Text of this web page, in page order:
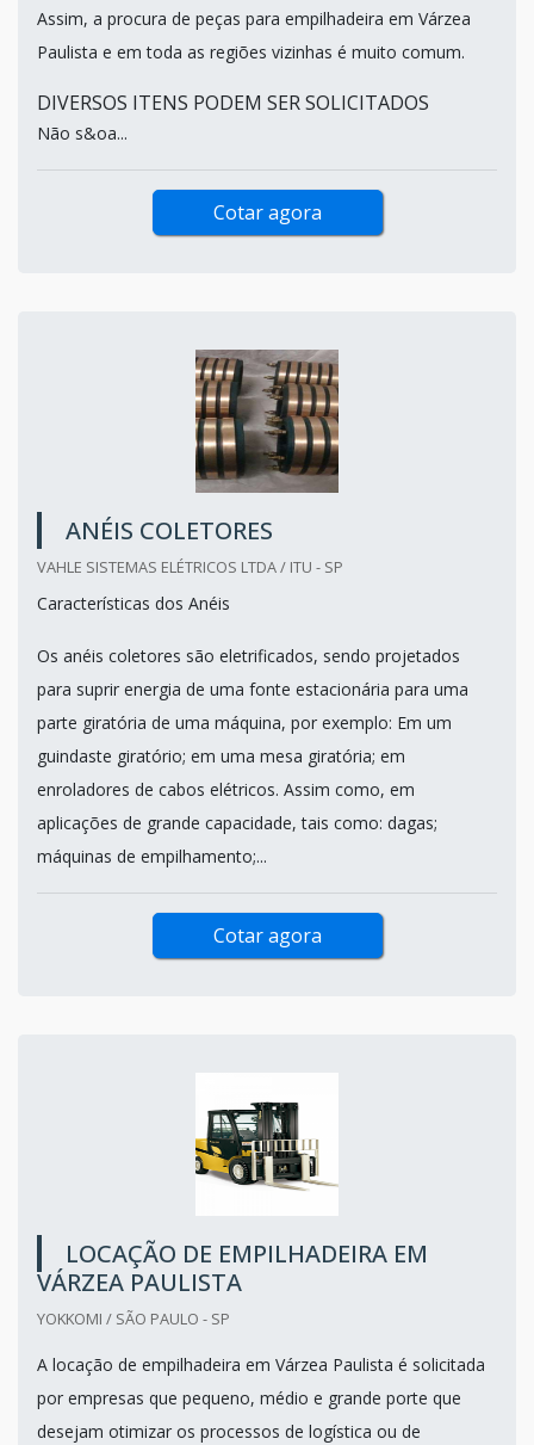
Assim, a procura de peças para empilhadeira em Várzea
Paulista e em toda as regiões vizinhas é muito comum.
DIVERSOS ITENS PODEM SER SOLICITADOS
Não s&oa...
Cotar agora
ANÉIS COLETORES
VAHLE SISTEMAS ELÉTRICOS LTDA / ITU - SP
Características dos Anéis
Os anéis coletores são eletrificados, sendo projetados
para suprir energia de uma fonte estacionária para uma
parte giratória de uma máquina, por exemplo: Em um
guindaste giratório; em uma mesa giratória; em
enroladores de cabos elétricos. Assim como, em
aplicações de grande capacidade, tais como: dagas;
máquinas de empilhamento;...
Cotar agora
LOCAÇÃO DE EMPILHADEIRA EM
VÁRZEA PAULISTA
YOKKOMI / SÃO PAULO - SP
A locação de empilhadeira em Várzea Paulista é solicitada
por empresas que pequeno, médio e grande porte que
desejam otimizar os processos de logística ou de